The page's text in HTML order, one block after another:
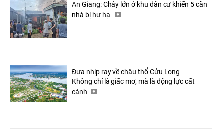
An Giang: Cháy lớn ở khu dân cư khiến 5 căn
nhà bị hư hại
Đưa nhịp ray về châu thổ Cửu Long
Không chỉ là giấc mơ, mà là động lực cất
cánh